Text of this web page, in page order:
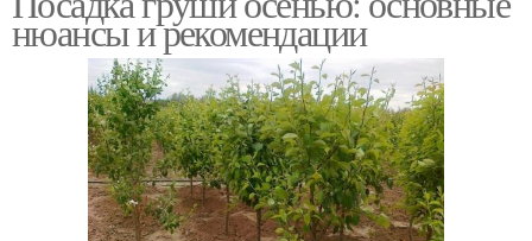
нюансы и рекомендации